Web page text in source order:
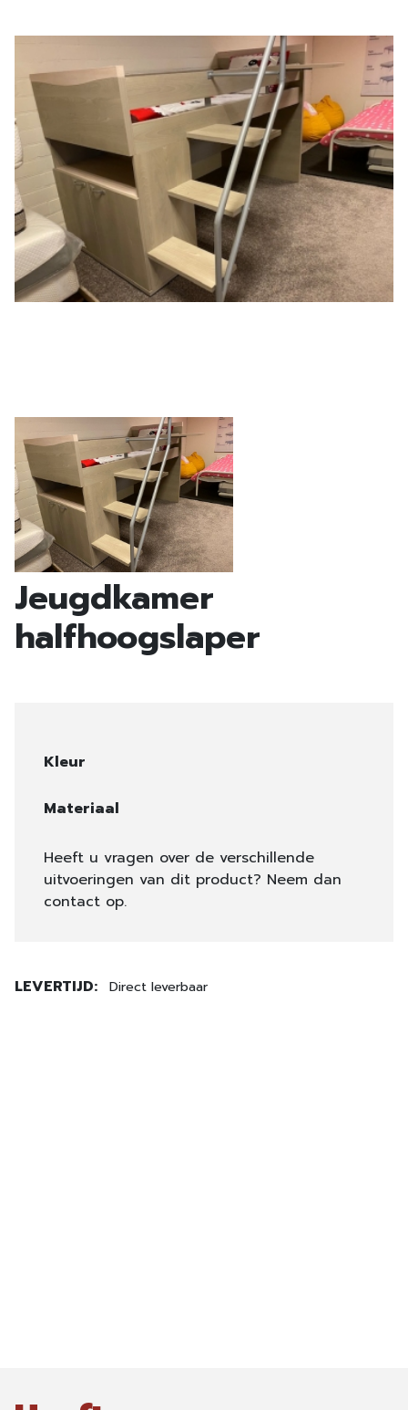
Jeugdkamer
halfhoogslaper
Kleur
Materiaal
Heeft u vragen over de verschillende
uitvoeringen van dit product? Neem dan
contact op.
LEVERTIJD: Direct leverbaar